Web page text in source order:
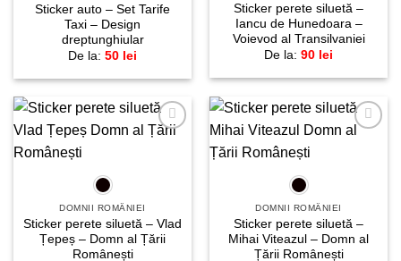
Sticker auto – Set Tarife
Taxi – Design
dreptunghiular
De la: 50 lei
Sticker perete siluetă –
Iancu de Hunedoara –
Voievod al Transilvaniei
De la: 90 lei
DOMNII ROMÂNIEI
Sticker perete siluetă – Vlad
Țepeș – Domn al Țării
Românești
DOMNII ROMÂNIEI
Sticker perete siluetă –
Mihai Viteazul – Domn al
Țării Românești